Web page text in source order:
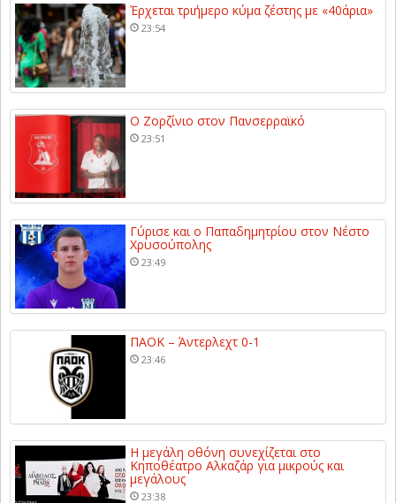
Έρχεται τριήμερο κύμα ζέστης με «40άρια»
23:54
Ο Ζορζίνιο στον Πανσερραϊκό
23:51
Γύρισε και ο Παπαδημητρίου στον Νέστο
Χρυσούπολης
23:49
ΠΑΟΚ – Άντερλεχτ 0-1
23:46
Η μεγάλη οθόνη συνεχίζεται στο
Κηποθέατρο Αλκαζάρ για μικρούς και
μεγάλους
23:38